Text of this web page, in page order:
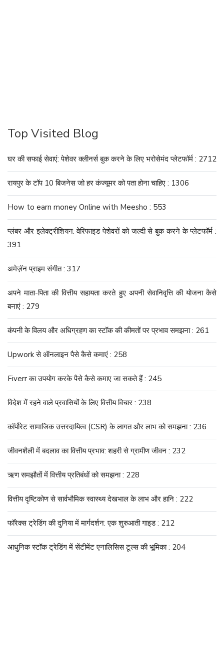
Top Visited Blog
घर की सफाई सेवाएं: पेशेवर क्लीनर्स बुक करने के लिए भरोसेमंद प्लेटफॉर्म : 2712
रायपुर के टॉप 10 बिजनेस जो हर कंज्यूमर को पता होना चाहिए : 1306
How to earn money Online with Meesho : 553
प्लंबर और इलेक्ट्रीशियन: वेरिफाइड पेशेवरों को जल्दी से बुक करने के प्लेटफॉर्म :
391
अमेज़ॅन प्राइम संगीत : 317
अपने माता-पिता की वित्तीय सहायता करते हुए अपनी सेवानिवृत्ति की योजना कैसे
बनाएं : 279
कंपनी के विलय और अधिग्रहण का स्टॉक की कीमतों पर प्रभाव समझना : 261
Upwork से ऑनलाइन पैसे कैसे कमाएं : 258
Fiverr का उपयोग करके पैसे कैसे कमाए जा सकते हैं : 245
विदेश में रहने वाले प्रवासियों के लिए वित्तीय विचार : 238
कॉर्पोरेट सामाजिक उत्तरदायित्व (CSR) के लागत और लाभ को समझना : 236
जीवनशैली में बदलाव का वित्तीय प्रभाव: शहरी से ग्रामीण जीवन : 232
ऋण समझौतों में वित्तीय प्रतिबंधों को समझना : 228
वित्तीय दृष्टिकोण से सार्वभौमिक स्वास्थ्य देखभाल के लाभ और हानि : 222
फॉरेक्स ट्रेडिंग की दुनिया में मार्गदर्शन: एक शुरुआती गाइड : 212
आधुनिक स्टॉक ट्रेडिंग में सेंटीमेंट एनालिसिस टूल्स की भूमिका : 204